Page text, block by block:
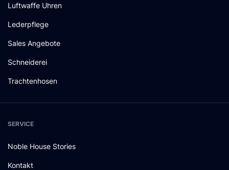
Luftwaffe Uhren
Lederpflege
Sales Angebote
Schneiderei
Trachtenhosen
SERVICE
Noble House Stories
Kontakt